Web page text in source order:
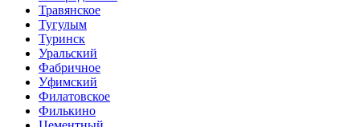
Травянское
Тугулым
Туринск
Уральский
Фабричное
Уфимский
Филатовское
Филькино